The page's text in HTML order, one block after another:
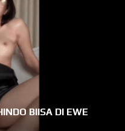
BIISA DI EWE